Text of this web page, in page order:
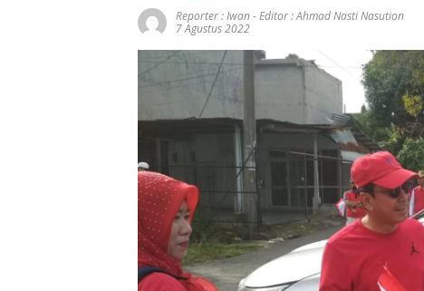
Reporter : Iwan - Editor : Ahmad Nasti Nasution
7 Agustus 2022